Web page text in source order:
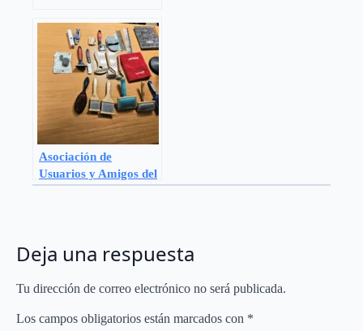
del área canina del
Parque Santa Rita
Asociación de
Usuarios y Amigos del
Deja una respuesta
Tu dirección de correo electrónico no será publicada.
Los campos obligatorios están marcados con *